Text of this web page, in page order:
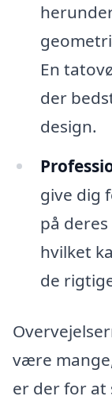
En
der
design.
give dig
på
hvilket
de
være
er der for at